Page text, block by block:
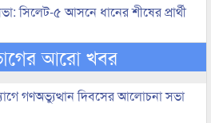
সিলেট-৫ আসনে ধানের শীষের প্রার্থী
আরো খবর
গণঅভ্যুত্থান দিবসের আলোচনা সভা